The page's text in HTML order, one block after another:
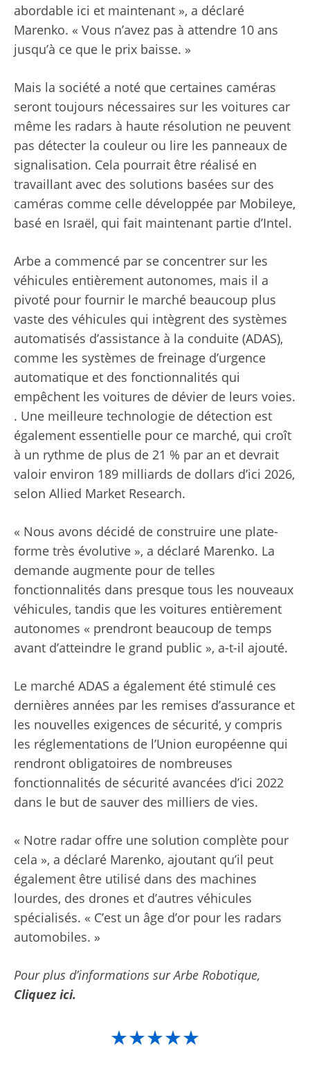
abordable ici et maintenant », a déclaré
Marenko. « Vous n’avez pas à attendre 10 ans
jusqu’à ce que le prix baisse. »
Mais la société a noté que certaines caméras
seront toujours nécessaires sur les voitures car
même les radars à haute résolution ne peuvent
pas détecter la couleur ou lire les panneaux de
signalisation. Cela pourrait être réalisé en
travaillant avec des solutions basées sur des
caméras comme celle développée par Mobileye,
basé en Israël, qui fait maintenant partie d’Intel.
Arbe a commencé par se concentrer sur les
véhicules entièrement autonomes, mais il a
pivoté pour fournir le marché beaucoup plus
vaste des véhicules qui intègrent des systèmes
automatisés d’assistance à la conduite (ADAS),
comme les systèmes de freinage d’urgence
automatique et des fonctionnalités qui
empêchent les voitures de dévier de leurs voies.
. Une meilleure technologie de détection est
également essentielle pour ce marché, qui croît
à un rythme de plus de 21 % par an et devrait
valoir environ 189 milliards de dollars d’ici 2026,
selon Allied Market Research.
« Nous avons décidé de construire une plate-
forme très évolutive », a déclaré Marenko. La
demande augmente pour de telles
fonctionnalités dans presque tous les nouveaux
véhicules, tandis que les voitures entièrement
autonomes « prendront beaucoup de temps
avant d’atteindre le grand public », a-t-il ajouté.
Le marché ADAS a également été stimulé ces
dernières années par les remises d’assurance et
les nouvelles exigences de sécurité, y compris
les réglementations de l’Union européenne qui
rendront obligatoires de nombreuses
fonctionnalités de sécurité avancées d’ici 2022
dans le but de sauver des milliers de vies.
« Notre radar offre une solution complète pour
cela », a déclaré Marenko, ajoutant qu’il peut
également être utilisé dans des machines
lourdes, des drones et d’autres véhicules
spécialisés. « C’est un âge d’or pour les radars
automobiles. »
Pour plus d’informations sur Arbe Robotique,
Cliquez ici.
★★★★★